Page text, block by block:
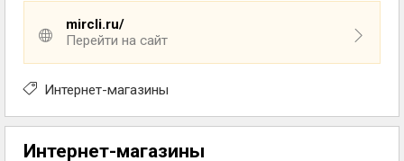
mircli.ru/
Перейти на сайт
Интернет-магазины
Интернет-магазины